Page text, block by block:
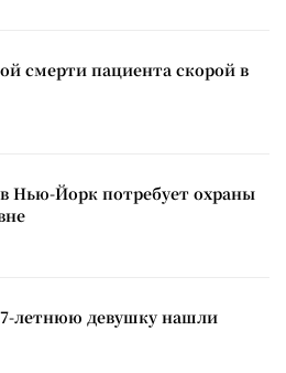
смерти пациента скорой в
Нью-Йорк потребует охраны
летнюю девушку нашли